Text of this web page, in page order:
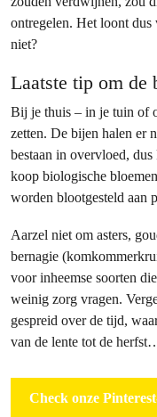
ontregelen. Het loont dus
niet?
Laatste tip om de
Bij je thuis – in je tuin of
zetten. De bijen halen er
bestaan in overvloed,
koop biologische
worden blootgesteld aan
Aarzel niet om asters,
bernagie
voor inheemse soorten
weinig zorg vragen.
gespreid over de tijd,
van de lente tot de
Check onze